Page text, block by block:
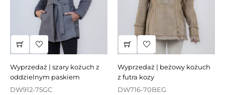
wyprzedaż | szary kożuch z
oddzielnym paskiem
DW912-75GC
wyprzedaż | beżowy kożuch
z futra kozy
DW716-70BEG